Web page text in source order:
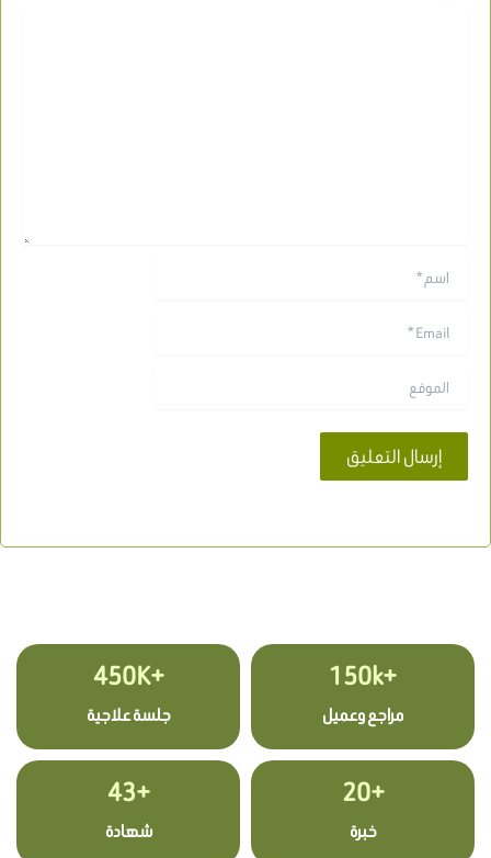
+150k
مراجع وعميل
+450K
جلسة علاجية
+20
خبرة
+43
شهادة